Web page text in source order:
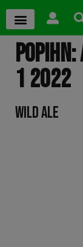
1 2022
WILD ALE